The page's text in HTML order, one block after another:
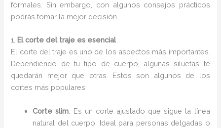
formales. Sin embargo, con algunos consejos prácticos
podrás tomar la mejor decisión.
1. El corte del traje es esencial
El corte del traje es uno de los aspectos más importantes.
Dependiendo de tu tipo de cuerpo, algunas siluetas te
quedarán mejor que otras. Estos son algunos de los
cortes más populares:
Corte slim: Es un corte ajustado que sigue la línea
natural del cuerpo. Ideal para personas delgadas o